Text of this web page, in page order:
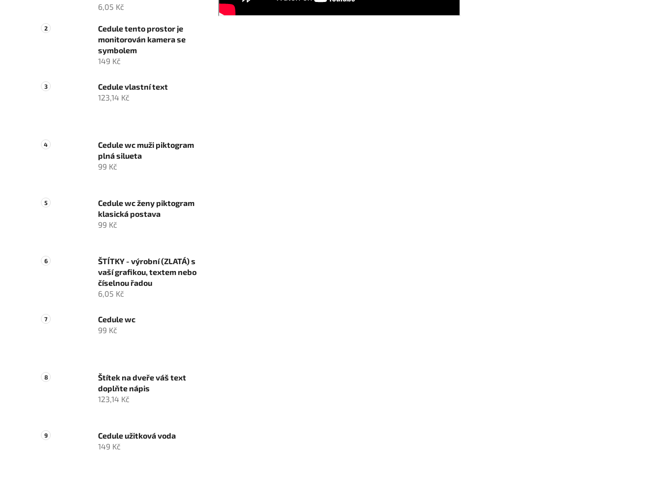
6,05 Kč
Cedule tento prostor je
monitorován kamera se
symbolem
149 Kč
Cedule vlastní text
123,14 Kč
Cedule wc muži piktogram
plná silueta
99 Kč
Cedule wc ženy piktogram
klasická postava
99 Kč
ŠTÍTKY - výrobní (ZLATÁ) s
vaší grafikou, textem nebo
číselnou řadou
6,05 Kč
Cedule wc
99 Kč
Štítek na dveře váš text
doplňte nápis
123,14 Kč
Cedule užitková voda
149 Kč